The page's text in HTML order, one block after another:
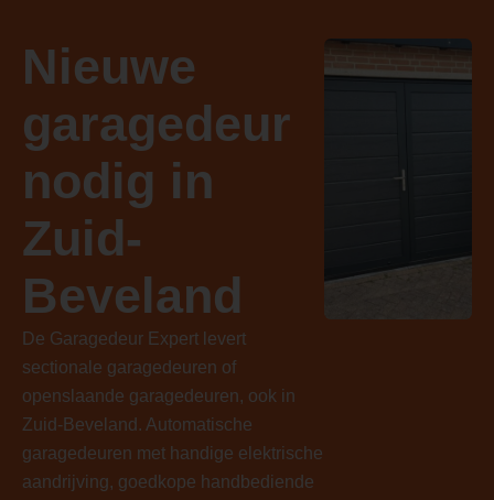
Nieuwe
garagedeur
nodig in
Zuid-
Beveland
De Garagedeur Expert levert
sectionale garagedeuren of
openslaande garagedeuren, ook in
Zuid-Beveland. Automatische
garagedeuren met handige elektrische
aandrijving, goedkope handbediende